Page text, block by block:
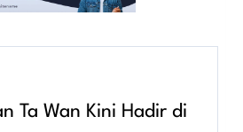
Ta Wan Kini Hadir di